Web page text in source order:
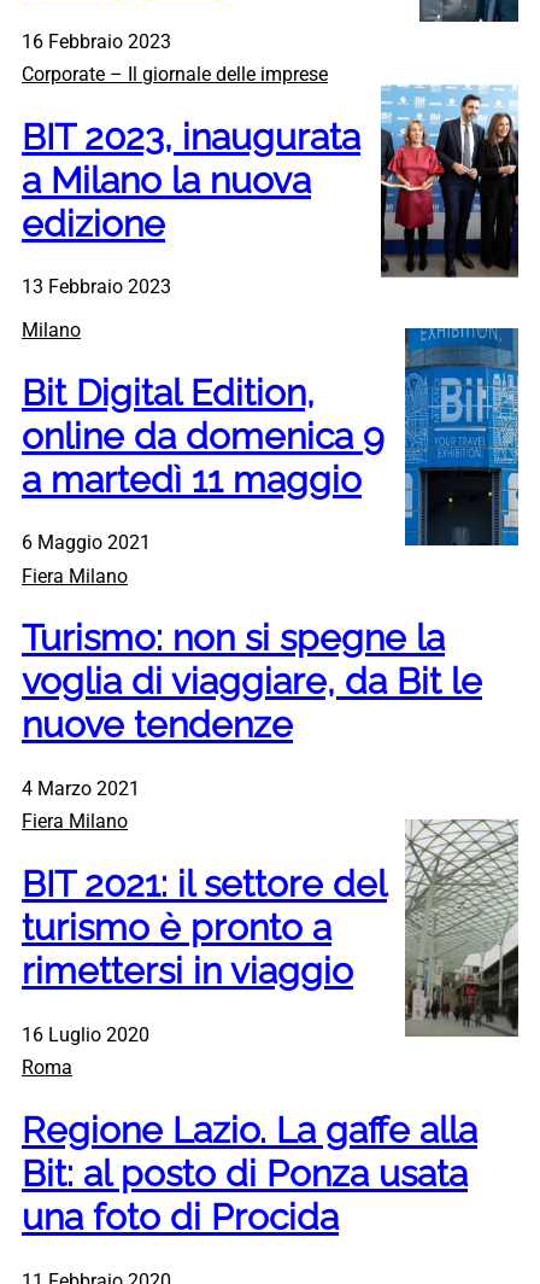
16 Febbraio 2023
Corporate – Il giornale delle imprese
BIT 2023, inaugurata
a Milano la nuova
edizione
13 Febbraio 2023
Milano
Bit Digital Edition,
online da domenica 9
a martedì 11 maggio
6 Maggio 2021
Fiera Milano
Turismo: non si spegne la
voglia di viaggiare, da Bit le
nuove tendenze
4 Marzo 2021
Fiera Milano
BIT 2021: il settore del
turismo è pronto a
rimettersi in viaggio
16 Luglio 2020
Roma
Regione Lazio. La gaffe alla
Bit: al posto di Ponza usata
una foto di Procida